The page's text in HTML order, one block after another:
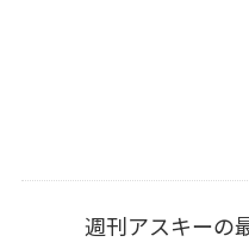
週刊アスキーの